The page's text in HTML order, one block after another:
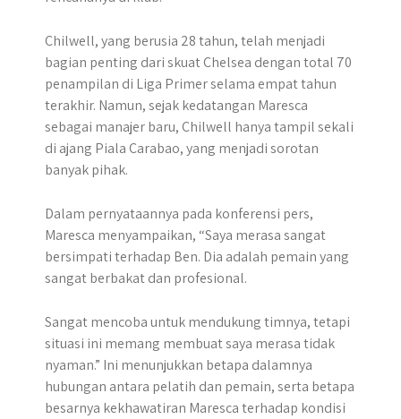
Chilwell, yang berusia 28 tahun, telah menjadi
bagian penting dari skuat Chelsea dengan total 70
penampilan di Liga Primer selama empat tahun
terakhir. Namun, sejak kedatangan Maresca
sebagai manajer baru, Chilwell hanya tampil sekali
di ajang Piala Carabao, yang menjadi sorotan
banyak pihak.
Dalam pernyataannya pada konferensi pers,
Maresca menyampaikan, “Saya merasa sangat
bersimpati terhadap Ben. Dia adalah pemain yang
sangat berbakat dan profesional.
Sangat mencoba untuk mendukung timnya, tetapi
situasi ini memang membuat saya merasa tidak
nyaman.” Ini menunjukkan betapa dalamnya
hubungan antara pelatih dan pemain, serta betapa
besarnya kekhawatiran Maresca terhadap kondisi